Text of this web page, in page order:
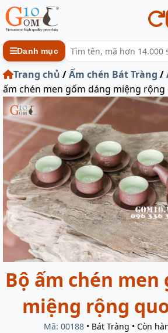
Danh mục
Trang chủ /Ấm chén Bát Tràng /
ấm chén men gốm dáng miệng
Bộ ấm chén men
miệng rộng
Mã: 00188 • Bát Tràng • Còn